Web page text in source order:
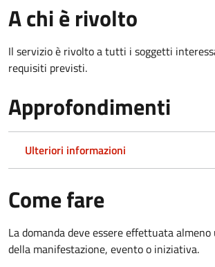
A chi è rivolto
Il servizio è rivolto a tutti i soggetti
requisiti previsti.
Approfondimenti
Ulteriori informazioni
Come fare
La domanda deve essere effettuata almeno
della manifestazione, evento o iniziativa.